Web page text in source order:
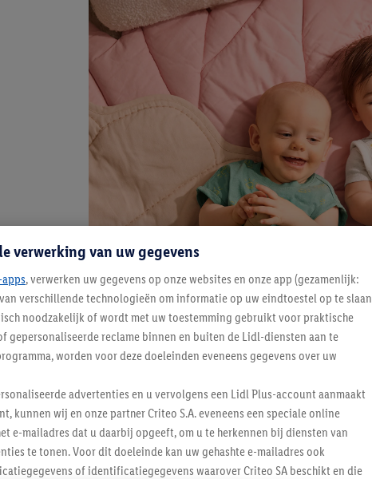
verwerking van uw gegevens
, verwerken uw gegevens op onze websites en onze app (gezamenlijk:
verschillende technologieën om informatie op uw eindtoestel op te slaan
noodzakelijk of wordt met uw toestemming gebruikt voor praktische
reclame binnen en buiten de Lidl-diensten aan te
worden voor deze doeleinden eveneens gegevens over uw
advertenties en u vervolgens een Lidl Plus-account aanmaakt
kunnen wij en onze partner Criteo S.A. eveneens een speciale online
e-mailadres dat u daarbij opgeeft, om u te herkennen bij diensten van
te tonen. Voor dit doeleinde kan uw gehashte e-mailadres ook
of identificatiegegevens waarover Criteo SA beschikt en die